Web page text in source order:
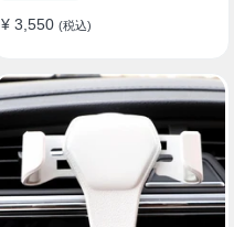
¥ 3,550 (税込)